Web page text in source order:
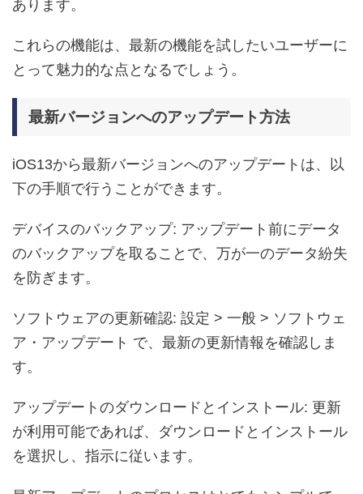
あります。
これらの機能は、最新の機能を試したいユーザーに
とって魅力的な点となるでしょう。
最新バージョンへのアップデート方法
iOS13から最新バージョンへのアップデートは、以
下の手順で行うことができます。
デバイスのバックアップ: アップデート前にデータ
のバックアップを取ることで、万が一のデータ紛失
を防ぎます。
ソフトウェアの更新確認: 設定 > 一般 > ソフトウェ
ア・アップデート で、最新の更新情報を確認しま
す。
アップデートのダウンロードとインストール: 更新
が利用可能であれば、ダウンロードとインストール
を選択し、指示に従います。